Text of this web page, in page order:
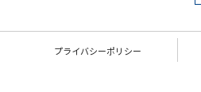
プライバシーポリシー